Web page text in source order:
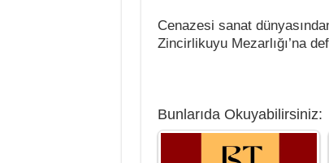
Cenazesi sanat
Zincirlikuyu Mezarlığı’na
Bunlarıda Okuyabilirsiniz: